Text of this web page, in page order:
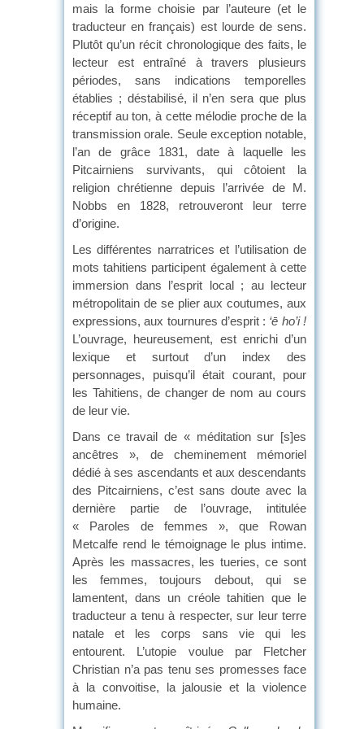
mais la forme choisie par l’auteure (et le
traducteur en français) est lourde de sens.
Plutôt qu’un récit chronologique des faits, le
lecteur est entraîné à travers plusieurs
périodes, sans indications temporelles
établies ; déstabilisé, il n’en sera que plus
réceptif au ton, à cette mélodie proche de la
transmission orale. Seule exception notable,
l’an de grâce 1831, date à laquelle les
Pitcairniens survivants, qui côtoient la
religion chrétienne depuis l’arrivée de M.
Nobbs en 1828, retrouveront leur terre
d’origine.
Les différentes narratrices et l’utilisation de
mots tahitiens participent également à cette
immersion dans l’esprit local ; au lecteur
métropolitain de se plier aux coutumes, aux
expressions, aux tournures d’esprit : ‘ē ho’i !
L’ouvrage, heureusement, est enrichi d’un
lexique et surtout d’un index des
personnages, puisqu’il était courant, pour
les Tahitiens, de changer de nom au cours
de leur vie.
Dans ce travail de « méditation sur [s]es
ancêtres », de cheminement mémoriel
dédié à ses ascendants et aux descendants
des Pitcairniens, c’est sans doute avec la
dernière partie de l’ouvrage, intitulée
« Paroles de femmes », que Rowan
Metcalfe rend le témoignage le plus intime.
Après les massacres, les tueries, ce sont
les femmes, toujours debout, qui se
lamentent, dans un créole tahitien que le
traducteur a tenu à respecter, sur leur terre
natale et les corps sans vie qui les
entourent. L’utopie voulue par Fletcher
Christian n’a pas tenu ses promesses face
à la convoitise, la jalousie et la violence
humaine.